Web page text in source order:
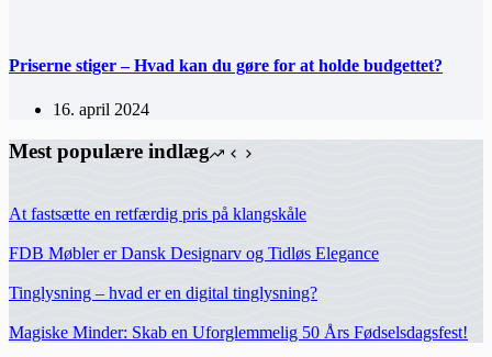
Priserne stiger – Hvad kan du gøre for at holde budgettet?
16. april 2024
Mest populære indlæg
At fastsætte en retfærdig pris på klangskåle
FDB Møbler er Dansk Designarv og Tidløs Elegance
Tinglysning – hvad er en digital tinglysning?
Magiske Minder: Skab en Uforglemmelig 50 Års Fødselsdagsfest!